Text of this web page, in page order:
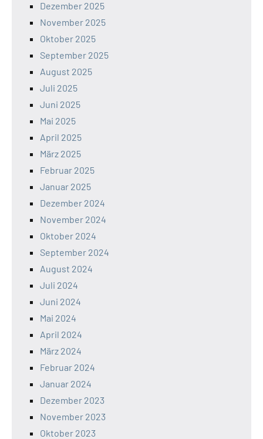
Dezember 2025
November 2025
Oktober 2025
September 2025
August 2025
Juli 2025
Juni 2025
Mai 2025
April 2025
März 2025
Februar 2025
Januar 2025
Dezember 2024
November 2024
Oktober 2024
September 2024
August 2024
Juli 2024
Juni 2024
Mai 2024
April 2024
März 2024
Februar 2024
Januar 2024
Dezember 2023
November 2023
Oktober 2023